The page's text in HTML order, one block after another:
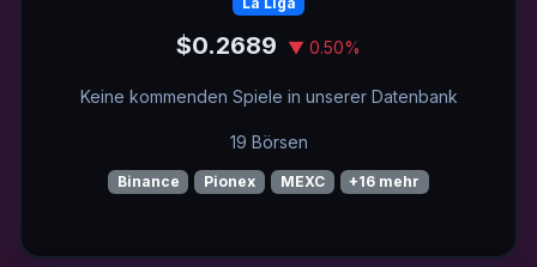
$0.2689 ▼ 0.50%
Keine kommenden Spiele in unserer Datenbank
19 Börsen
Binance Pionex MEXC +16 mehr